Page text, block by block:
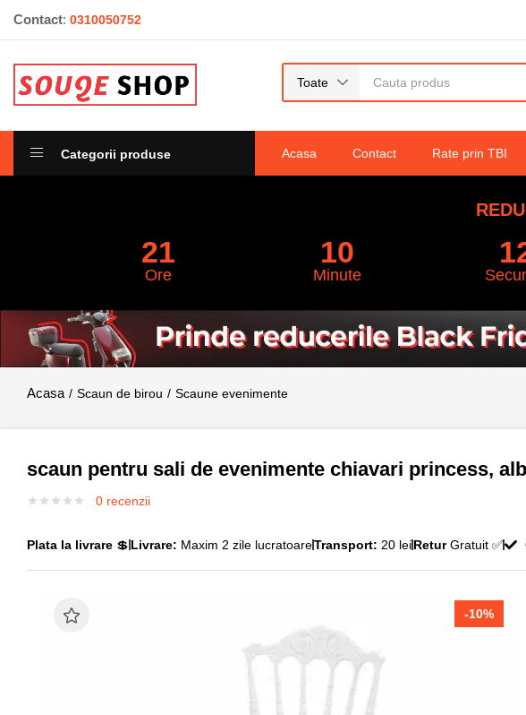
Contact: 0310050752
Toate
Categorii produse Acasa Contact Rate prin TBI
21
Ore
10
Minute
scaun pentru sali de evenimente chiavari princess, alb, mex
Scaun de birou Scaune evenimente
scaun pentru sali de evenimente chiavari princess,
0 recenzii
Plata la livrare 💲 Livrare: Maxim 2 zile lucratoareTransport: 20 leiReturGratuit ✅
-10%